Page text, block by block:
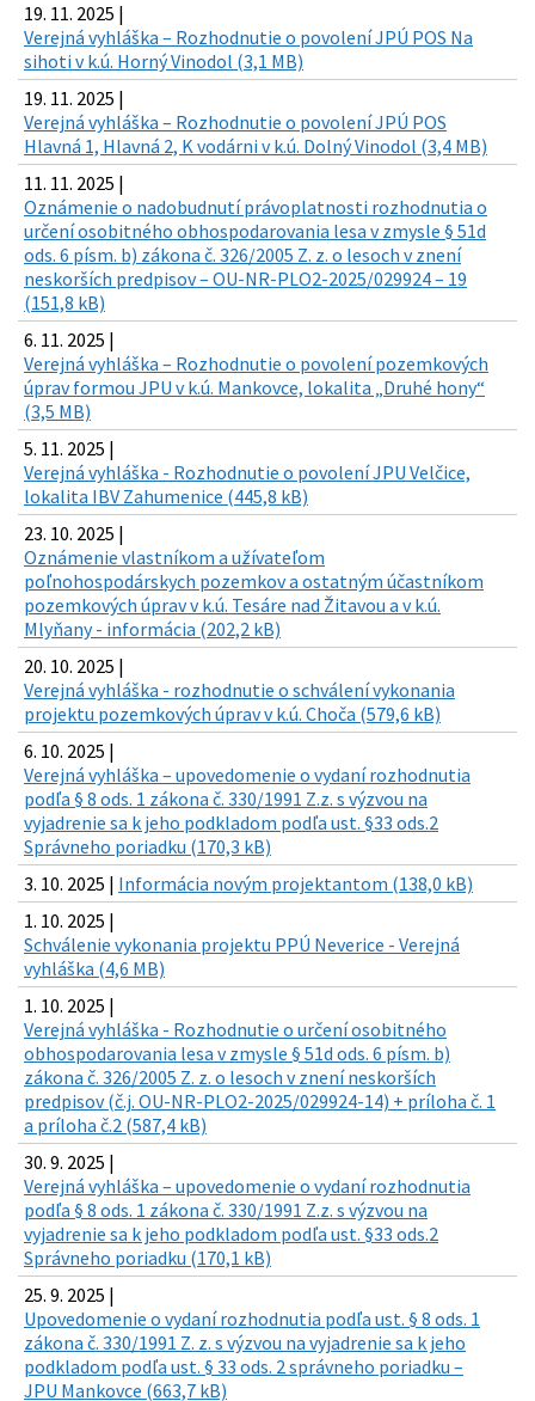
19. 11. 2025 |
Verejná vyhláška – Rozhodnutie o povolení JPÚ POS Na
sihoti v k.ú. Horný Vinodol (3,1 MB)
19. 11. 2025 |
Verejná vyhláška – Rozhodnutie o povolení JPÚ POS
Hlavná 1, Hlavná 2, K vodárni v k.ú. Dolný Vinodol (3,4 MB)
11. 11. 2025 |
Oznámenie o nadobudnutí právoplatnosti rozhodnutia o
určení osobitného obhospodarovania lesa v zmysle § 51d
ods. 6 písm. b) zákona č. 326/2005 Z. z. o lesoch v znení
neskorších predpisov – OU-NR-PLO2-2025/029924 – 19
(151,8 kB)
6. 11. 2025 |
Verejná vyhláška – Rozhodnutie o povolení pozemkových
úprav formou JPU v k.ú. Mankovce, lokalita „Druhé hony“
(3,5 MB)
5. 11. 2025 |
Verejná vyhláška - Rozhodnutie o povolení JPU Velčice,
lokalita IBV Zahumenice (445,8 kB)
23. 10. 2025 |
Oznámenie vlastníkom a užívateľom
poľnohospodárskych pozemkov a ostatným účastníkom
pozemkových úprav v k.ú. Tesáre nad Žitavou a v k.ú.
Mlyňany - informácia (202,2 kB)
20. 10. 2025 |
Verejná vyhláška - rozhodnutie o schválení vykonania
projektu pozemkových úprav v k.ú. Choča (579,6 kB)
6. 10. 2025 |
Verejná vyhláška – upovedomenie o vydaní rozhodnutia
podľa § 8 ods. 1 zákona č. 330/1991 Z.z. s výzvou na
vyjadrenie sa k jeho podkladom podľa ust. §33 ods.2
Správneho poriadku (170,3 kB)
3. 10. 2025 | Informácia novým projektantom (138,0 kB)
1. 10. 2025 |
Schválenie vykonania projektu PPÚ Neverice - Verejná
vyhláška (4,6 MB)
1. 10. 2025 |
Verejná vyhláška - Rozhodnutie o určení osobitného
obhospodarovania lesa v zmysle § 51d ods. 6 písm. b)
zákona č. 326/2005 Z. z. o lesoch v znení neskorších
predpisov (č.j. OU-NR-PLO2-2025/029924-14) + príloha č. 1
a príloha č.2 (587,4 kB)
30. 9. 2025 |
Verejná vyhláška – upovedomenie o vydaní rozhodnutia
podľa § 8 ods. 1 zákona č. 330/1991 Z.z. s výzvou na
vyjadrenie sa k jeho podkladom podľa ust. §33 ods.2
Správneho poriadku (170,1 kB)
25. 9. 2025 |
Upovedomenie o vydaní rozhodnutia podľa ust. § 8 ods. 1
zákona č. 330/1991 Z. z. s výzvou na vyjadrenie sa k jeho
podkladom podľa ust. § 33 ods. 2 správneho poriadku –
JPU Mankovce (663,7 kB)